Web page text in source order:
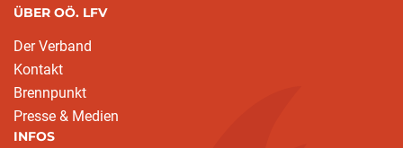
ÜBER OÖ. LFV
Der Verband
Kontakt
Brennpunkt
Presse & Medien
INFOS